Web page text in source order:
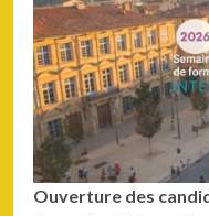
Ouverture des